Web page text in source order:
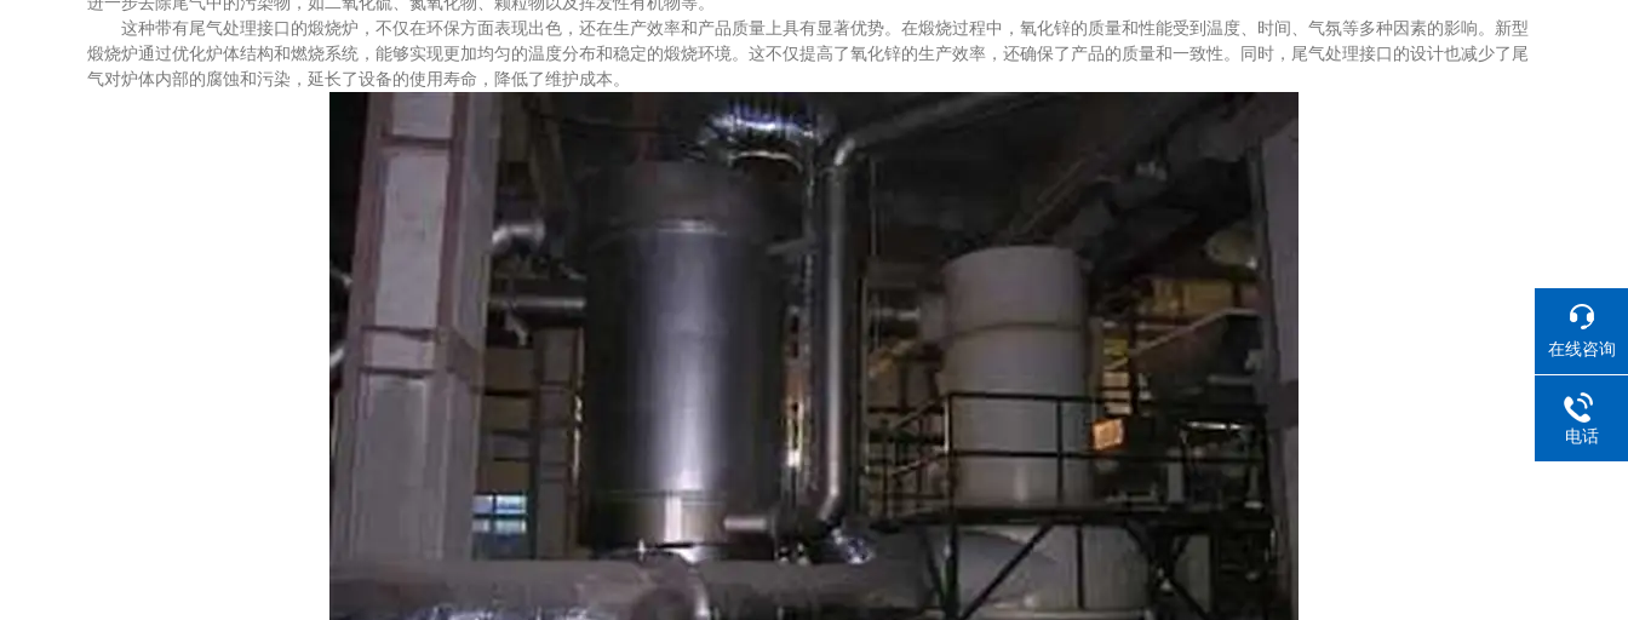
这种带有尾气处理接口的煅烧炉，不仅在环保方面表现出色，还在生产效率和产品质量上具有显著优势。在煅烧过程中，氧化锌的质量和性能受到温度、时间、气氛等多种因素的影响。新型
煅烧炉通过优化炉体结构和燃烧系统，能够实现更加均匀的温度分布和稳定的煅烧环境。这不仅提高了氧化锌的生产效率，还确保了产品的质量和一致性。同时，尾气处理接口的设计也减少了尾
气对炉体内部的腐蚀和污染，延长了设备的使用寿命，降低了维护成本。
在线咨询
电话